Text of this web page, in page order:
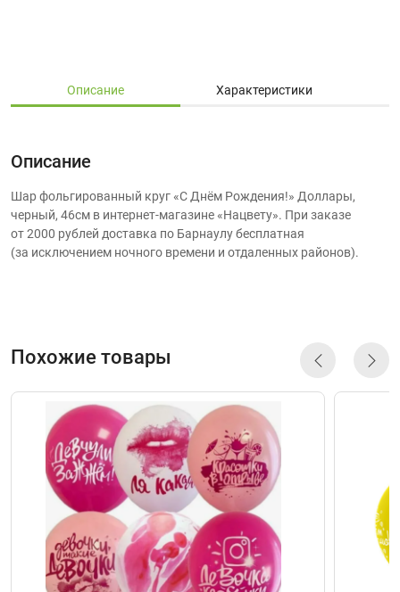
Описание Характеристики
Описание
Шар фольгированный круг «С Днём Рождения!» Доллары,
черный, 46см в интернет-магазине «Нацвету». При заказе
от 2000 рублей доставка по Барнаулу бесплатная
(за исключением ночного времени и отдаленных районов).
Похожие товары